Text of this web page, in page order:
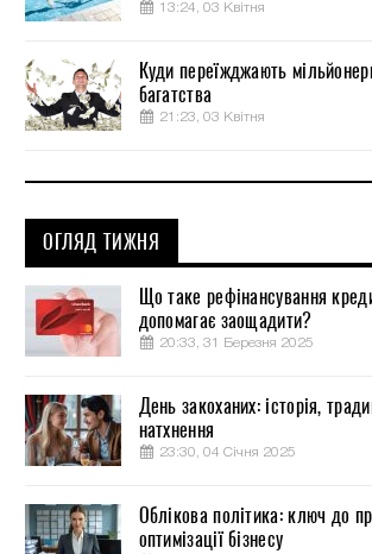
13:24, 03 Квітня
Куди переїжджають
багатства
21:23, 03 Квітня
ОГЛЯД ТИЖНЯ
Що таке рефінансування
допомагає заощадити?
20:33, 31 Березня 2025
День закоханих: історія,
натхнення
23:30, 04 Січня 2025
Облікова політика: ключ до
оптимізації бізнесу